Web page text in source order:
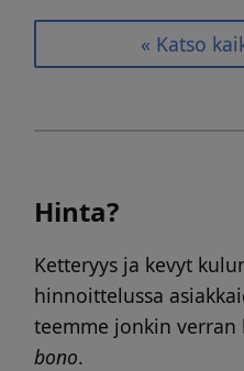
« Katso
Hinta?
Ketteryys ja kevyt
hinnoittelussa
teemme jonkin verran
bono.